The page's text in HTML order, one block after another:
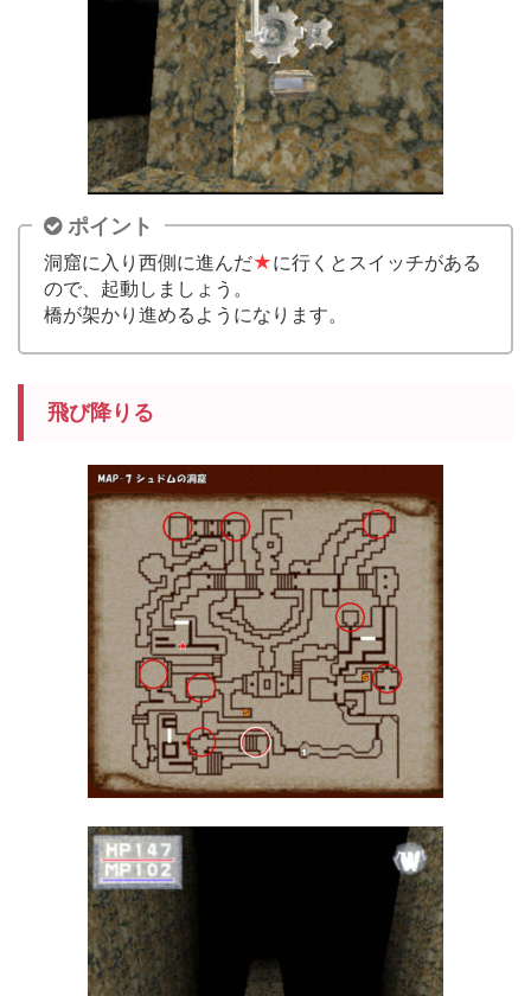
ポイント
洞窟に入り西側に進んだ★に行くとスイッチがある
ので、起動しましょう。
橋が架かり進めるようになります。
飛び降りる